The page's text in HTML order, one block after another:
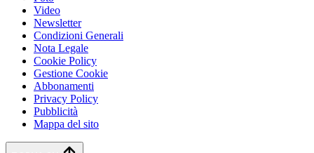
Video
Newsletter
Condizioni Generali
Nota Legale
Cookie Policy
Gestione Cookie
Abbonamenti
Privacy Policy
Pubblicità
Mappa del sito